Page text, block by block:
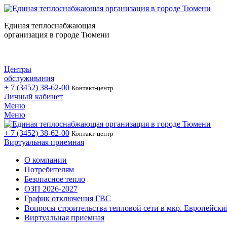
Единая теплоснабжающая
организация в городе Тюмени
Центры
обслуживания
+ 7 (3452) 38-62-00 Контакт-центр
Личный кабинет
Меню
Меню
+ 7 (3452) 38-62-00 Контакт-центр
Виртуальная приемная
О компании
Потребителям
Безопасное тепло
ОЗП 2026-2027
График отключения ГВС
Вопросы строительства тепловой сети в мкр.
Виртуальная приемная